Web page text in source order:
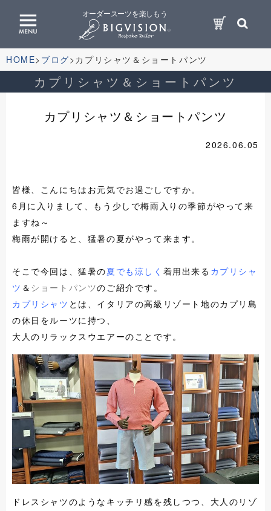
オーダースーツを楽しもう
HOME ブログ カプリシャツ＆ショートパンツ
カプリシャツ＆ショートパンツ
カプリシャツ＆ショートパンツ
2026.06.05
皆様、こんにちはお元気でお過ごしですか。
6月に入りまして、もう少しで梅雨入りの季節がやって来
ますね～
梅雨が開けると、猛暑の夏がやって来ます。
そこで今回は、猛暑の夏でも涼しく 着用出来る カプリシャ
ツ ＆ ショートパンツのご紹介です。
カプリシャツ とは、イタリアの高級リゾート地のカプリ島
の休日をルーツに持つ、
大人のリラックスウエアーのことです。
ドレスシャツのようなキッチリ感を残しつつ、大人のリゾ